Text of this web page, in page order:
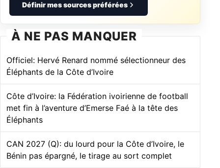
Définir mes sources préférées
À NE PAS MANQUER
Officiel: Hervé Renard nommé sélectionneur des
Éléphants de la Côte d’Ivoire
Côte d’Ivoire: la Fédération ivoirienne de football
met fin à l’aventure d’Emerse Faé à la tête des
Éléphants
CAN 2027 (Q): du lourd pour la Côte d’Ivoire, le
Bénin pas épargné, le tirage au sort complet